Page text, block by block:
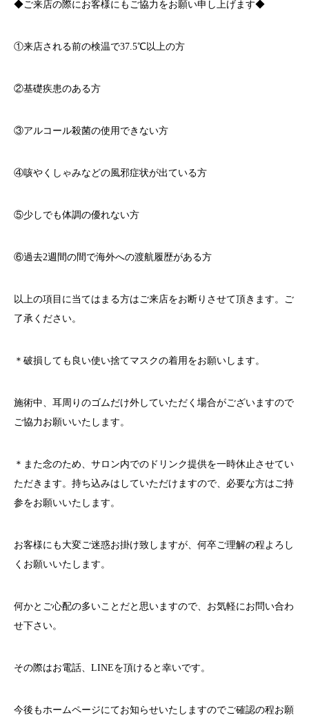
◆ご来店の際にお客様にもご協力をお願い申し上げます◆
①来店される前の検温で37.5℃以上の方
②基礎疾患のある方
③アルコール殺菌の使用できない方
④咳やくしゃみなどの風邪症状が出ている方
⑤少しでも体調の優れない方
⑥過去2週間の間で海外への渡航履歴がある方
以上の項目に当てはまる方はご来店をお断りさせて頂きます。ご
了承ください。
＊破損しても良い使い捨てマスクの着用をお願いします。
施術中、耳周りのゴムだけ外していただく場合がございますので
ご協力お願いいたします。
＊また念のため、サロン内でのドリンク提供を一時休止させてい
ただきます。持ち込みはしていただけますので、必要な方はご持
参をお願いいたします。
お客様にも大変ご迷惑お掛け致しますが、何卒ご理解の程よろし
くお願いいたします。
何かとご心配の多いことだと思いますので、お気軽にお問い合わ
せ下さい。
その際はお電話、 LINEを頂けると幸いです。
今後もホームページにてお知らせいたしますのでご確認の程お願